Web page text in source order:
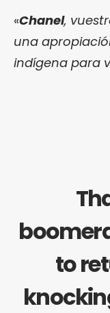
«Chanel,
una
indígena para
to